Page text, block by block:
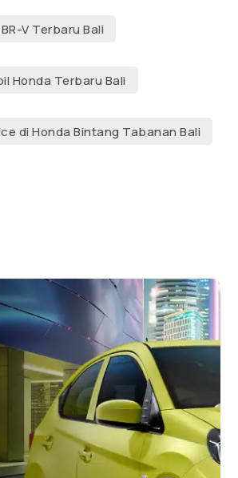
V Terbaru Bali
Honda Terbaru Bali
di Honda Bintang Tabanan Bali